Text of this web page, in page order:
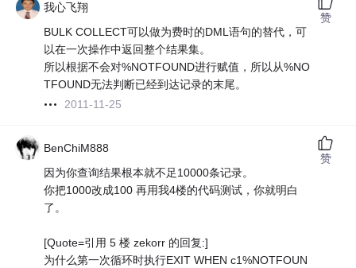
我心飞翔
BULK COLLECT可以做为费时的DML语句的替代，可
以在一次操作中返回整个结果集。
所以根据不会对%NOTFOUND进行赋值，所以从%NO
TFOUND无法判断已经到达记录的末尾。
2011-11-25
赞
BenChiM888
因为你查询结果根本就不足10000条记录。
你把1000改成100 再用我4楼的代码测试，你就明白
了。
[Quote=引用 5 楼 zekorr 的回复:]
为什么第一次循环时执行EXIT WHEN c1%NOTFOUN
赞